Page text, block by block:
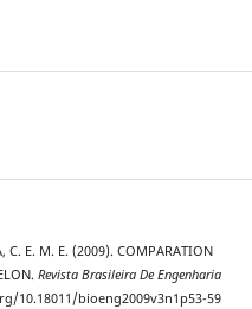
C. E. M. E. (2009). COMPARATION
Revista Brasileira De Engenharia
10.18011/bioeng2009v3n1p53-59